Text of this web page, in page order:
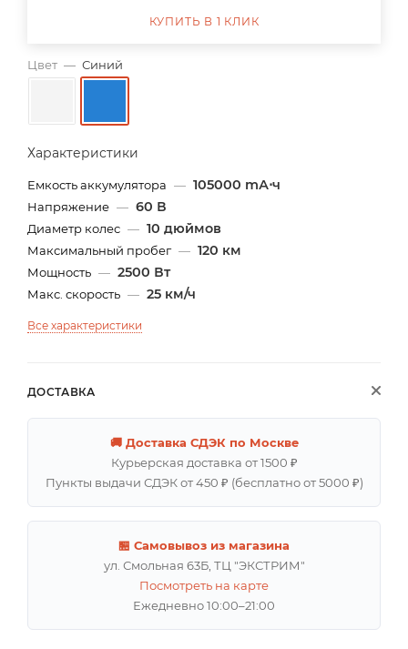
Цвет — Синий
Характеристики
Емкость аккумулятора — 105000 mА⋅ч
Напряжение — 60 В
Диаметр колес — 10 дюймов
Максимальный пробег — 120 км
Мощность — 2500 Вт
Макс. скорость — 25 км/ч
Все характеристики
ДОСТАВКА
🚚 Доставка СДЭК по Москве
Курьерская доставка от 1500 ₽
Пункты выдачи СДЭК от 450 ₽ (бесплатно от 5000 ₽)
🏪 Самовывоз из магазина
ул. Смольная 63Б, ТЦ "ЭКСТРИМ"
Посмотреть на карте
Ежедневно 10:00–21:00
КУПИТЬ В 1 КЛИК